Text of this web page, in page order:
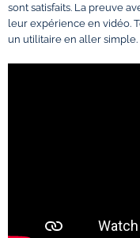
sont satisfaits. La preuve
leur expérience en vidéo.
un utilitaire en aller simple.